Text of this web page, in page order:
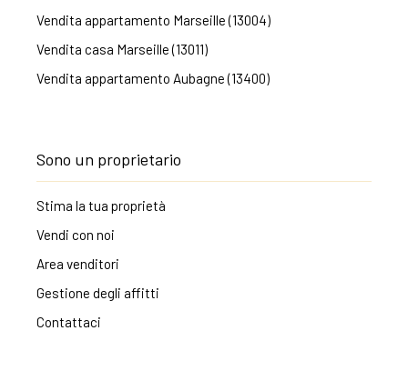
Vendita appartamento Marseille (13004)
Vendita casa Marseille (13011)
Vendita appartamento Aubagne (13400)
Sono un proprietario
Stima la tua proprietà
Vendi con noi
Area venditori
Gestione degli affitti
Contattaci